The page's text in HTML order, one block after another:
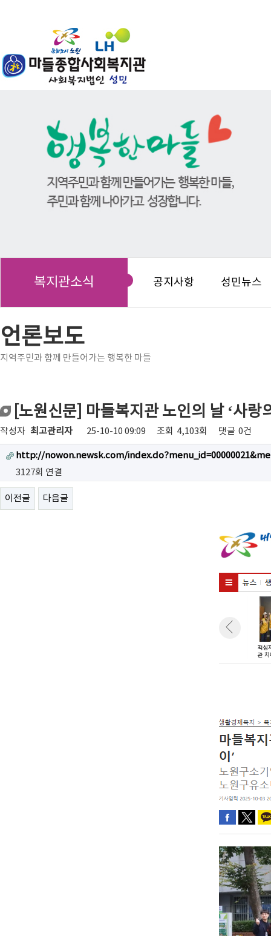
복지관소식 공지사항 성민뉴스
언론보도
지역주민과 함께 만들어가는 행복한 마들
[노원신문] 마들복지관 노인의 날 ‘사랑
작성자 최고관리자 25-10-10 09:09 조회 4,103회 댓글 0건
http://nowon.newsk.com/
3127회 연결
이전글 다음글